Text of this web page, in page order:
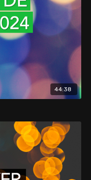
44:38